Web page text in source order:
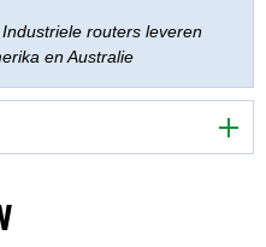
routers leveren
en Australie